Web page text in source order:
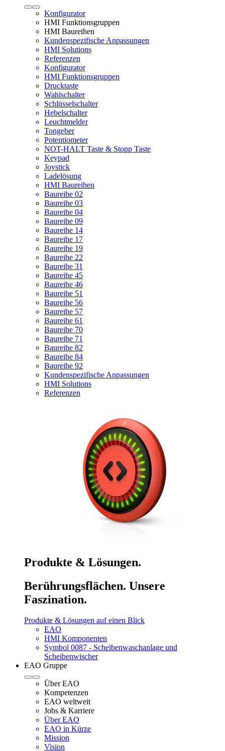
Konfigurator
HMI Funktionsgruppen
HMI Baureihen
Kundenspezifische Anpassungen
HMI Solutions
Referenzen
Konfigurator
HMI Funktionsgruppen
Drucktaste
Wahlschalter
Schlüsselschalter
Hebelschalter
Leuchtmelder
Tongeber
Potentiometer
NOT-HALT Taste & Stopp Taste
Keypad
Joystick
Ladelösung
HMI Baureihen
Baureihe 02
Baureihe 03
Baureihe 04
Baureihe 09
Baureihe 14
Baureihe 17
Baureihe 19
Baureihe 22
Baureihe 31
Baureihe 45
Baureihe 46
Baureihe 51
Baureihe 56
Baureihe 57
Baureihe 61
Baureihe 70
Baureihe 71
Baureihe 82
Baureihe 84
Baureihe 92
Kundenspezifische Anpassungen
HMI Solutions
Referenzen
Produkte & Lösungen.
Berührungsflächen. Unsere
Faszination.
Produkte & Lösungen auf einen Blick
EAO
HMI Komponenten
Symbol 0087 - Scheibenwaschanlage und
Scheibenwischer
EAO Gruppe
Über EAO
Kompetenzen
EAO weltweit
Jobs & Karriere
Über EAO
EAO in Kürze
Mission
Vision